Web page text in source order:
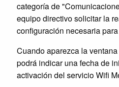
categoría de
equipo directivo solicitar la
configuración necesaria
Cuando aparezca la
podrá indicar una fecha de
activación del servicio Wifi